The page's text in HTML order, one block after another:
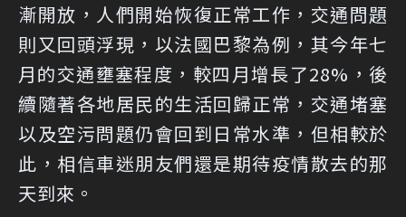
漸開放，人們開始恢復正常工作，交通問題
則又回頭浮現，以法國巴黎為例，其今年七
月的交通壅塞程度，較四月增長了28%，後
續隨著各地居民的生活回歸正常，交通堵塞
以及空污問題仍會回到日常水準，但相較於
此，相信車迷朋友們還是期待疫情散去的那
天到來。